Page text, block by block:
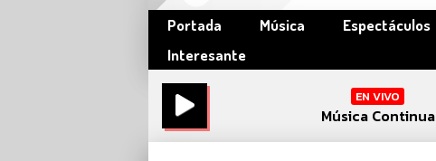
Portada Música Espectáculos
Interesante
EN VIVO
Música Continua